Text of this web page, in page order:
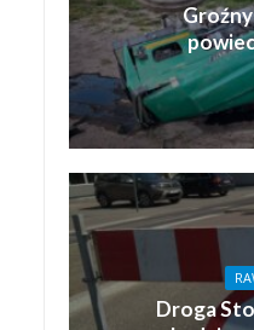
Droga